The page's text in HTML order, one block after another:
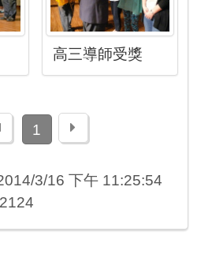
高三導師受獎
一頁1 下一頁
3/16 下午 11:25:54